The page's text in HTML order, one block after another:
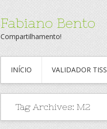
Fabiano Bento
Compartilhamento!
INÍCIO VALIDADOR TISS
Tag Archives: M2